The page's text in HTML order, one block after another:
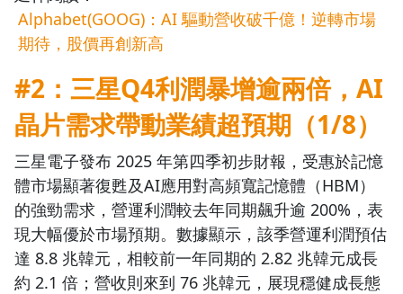
Alphabet(GOOG)：AI 驅動營收破千億！逆轉市場
期待，股價再創新高
#2：三星Q4利潤暴增逾兩倍，AI
晶片需求帶動業績超預期 （1/8）
三星電子發布 2025 年第四季初步財報，受惠於記憶
體市場顯著復甦及AI應用對高頻寬記憶體（HBM）
的強勁需求，營運利潤較去年同期飆升逾 200%，表
現大幅優於市場預期。數據顯示，該季營運利潤預估
達 8.8 兆韓元，相較前一年同期的 2.82 兆韓元成長
約 2.1 倍；營收則來到 76 兆韓元，展現穩健成長態